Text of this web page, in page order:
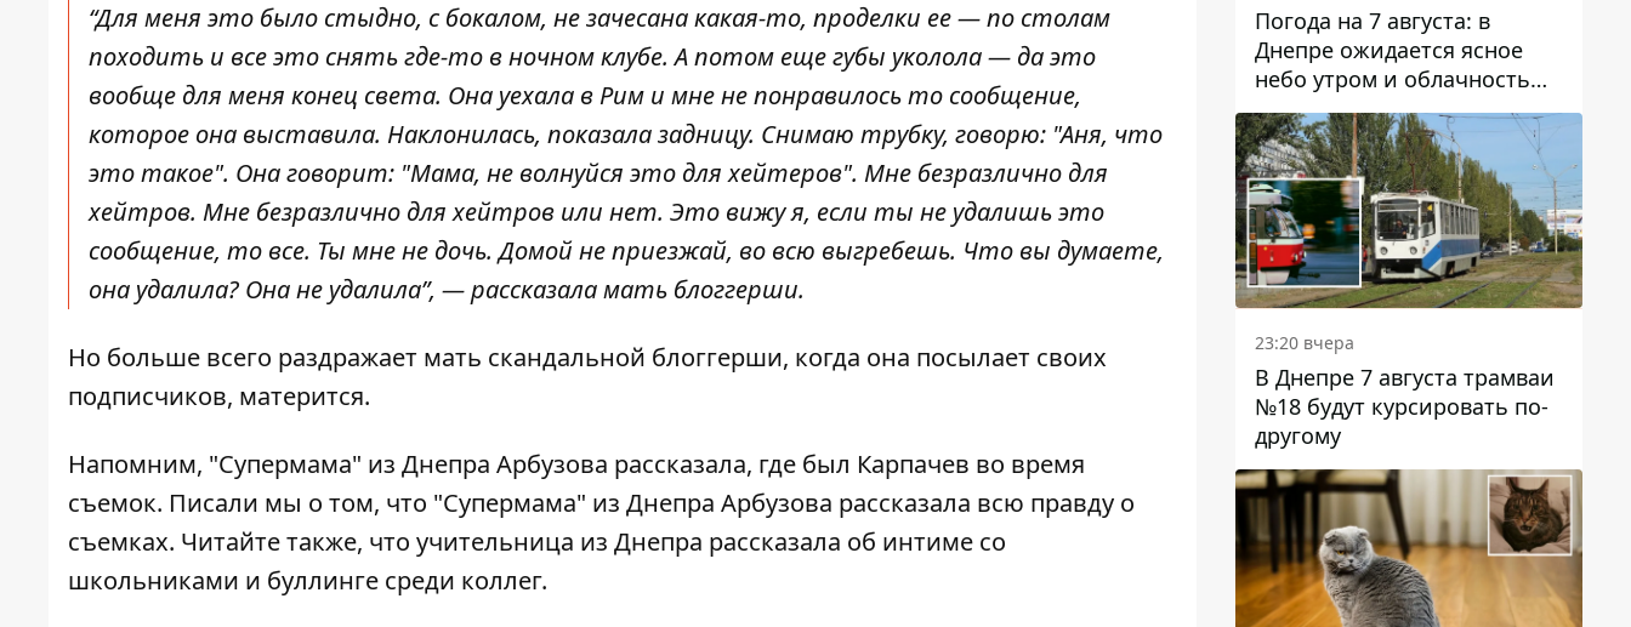
“Для меня это было стыдно, с бокалом, не зачесана какая-то, проделки ее — по столам
походить и все это снять где-то в ночном клубе. А потом еще губы уколола — да это
вообще для меня конец света. Она уехала в Рим и мне не понравилось то сообщение,
которое она выставила. Наклонилась, показала задницу. Снимаю трубку, говорю: "Аня, что
это такое". Она говорит: "Мама, не волнуйся это для хейтеров". Мне безразлично для
хейтров. Мне безразлично для хейтров или нет. Это вижу я, если ты не удалишь это
сообщение, то все. Ты мне не дочь. Домой не приезжай, во всю выгребешь. Что вы думаете,
она удалила? Она не удалила”, — рассказала мать блоггерши.
Но больше всего раздражает мать скандальной блоггерши, когда она посылает своих
подписчиков, матерится.
Напомним, "Супермама" из Днепра Арбузова рассказала, где был Карпачев во время
съемок. Писали мы о том, что "Супермама" из Днепра Арбузова рассказала всю правду о
съемках. Читайте также, что учительница из Днепра рассказала об интиме со
школьниками и буллинге среди коллег.
Погода на 7 августа: в
Днепре ожидается ясное
небо утром и облачность
после обеда
23:20 вчера
В Днепре 7 августа трамваи
№18 будут курсировать по-
другому